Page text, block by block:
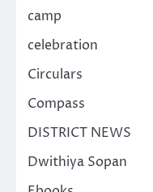
camp
celebration
Circulars
Compass
DISTRICT NEWS
Dwithiya Sopan